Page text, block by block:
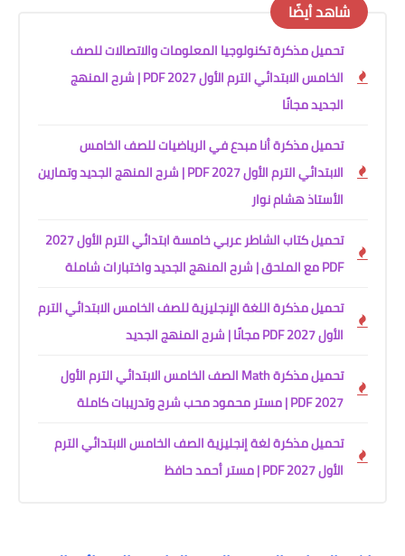
شاهد أيضًا
تحميل مذكرة تكنولوجيا المعلومات والاتصالات للصف
الخامس الابتدائي الترم الأول 2027 PDF | شرح المنهج
الجديد مجانًا
تحميل مذكرة أنا مبدع في الرياضيات للصف الخامس
الابتدائي الترم الأول 2027 PDF | شرح المنهج الجديد وتمارين
الأستاذ هشام نوار
تحميل كتاب الشاطر عربي خامسة ابتدائي الترم الأول 2027
PDF مع الملحق | شرح المنهج الجديد واختبارات شاملة
تحميل مذكرة اللغة الإنجليزية للصف الخامس الابتدائي الترم
الأول 2027 PDF مجانًا | شرح المنهج الجديد
تحميل مذكرة Math الصف الخامس الابتدائي الترم الأول
2027 PDF | مستر محمود محب شرح وتدريبات كاملة
تحميل مذكرة لغة إنجليزية الصف الخامس الابتدائي الترم
الأول 2027 PDF | مستر أحمد حافظ